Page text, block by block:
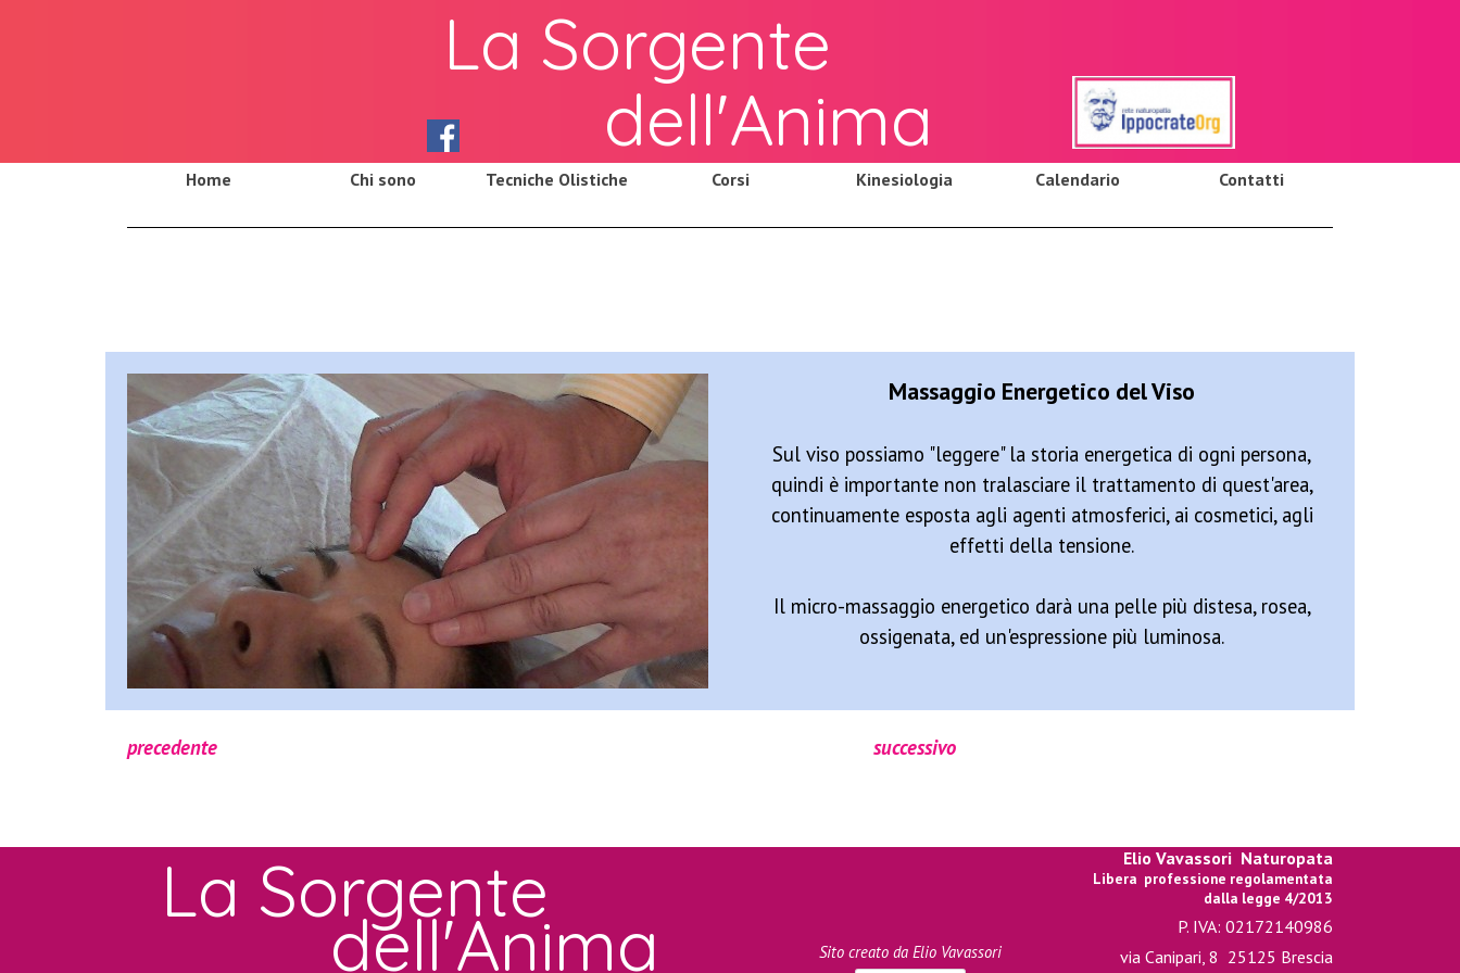
La Sorgente
dell'Anima
Home Chi sono Tecniche Olistiche Corsi Kinesiologia Calendario Contatti
Massaggio Energetico del Viso
Sul viso possiamo "leggere" la storia energetica di ogni persona,
quindi è importante non tralasciare il trattamento di quest'area,
continuamente esposta agli agenti atmosferici, ai cosmetici, agli
effetti della tensione.
Il micro-massaggio energetico darà una pelle più distesa, rosea,
ossigenata, ed un'espressione più luminosa.
precedente successivo
Sito creato da Elio Vavassori
dell'Anima
La Sorgente Elio Vavassori Naturopata
Libera professione regolamentata
dalla legge 4/2013
P. IVA: 02172140986
via Canipari, 8 25125 Brescia